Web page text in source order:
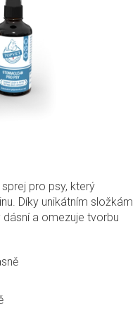
pro psy, který
Díky unikátním složkám
a omezuje tvorbu